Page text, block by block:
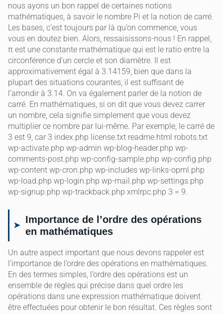
nous ayons un bon rappel de certaines notions
mathématiques, à savoir le nombre Pi et la notion de carré.
Les bases, c’est toujours par là qu’on commence, vous
vous en doutez bien. Alors, ressaisissons-nous ! En rappel,
π est une constante mathématique qui est le ratio entre la
circonférence d’un cercle et son diamètre. Il est
approximativement égal à 3.14159, bien que dans la
plupart des situations courantes, il est suffisant de
l’arrondir à 3.14. On va également parler de la notion de
carré. En mathématiques, si on dit que vous devez carrer
un nombre, cela signifie simplement que vous devez
multiplier ce nombre par lui-même. Par exemple, le carré de
3 est 9, car 3 index.php license.txt readme.html robots.txt
wp-activate.php wp-admin wp-blog-header.php wp-
comments-post.php wp-config-sample.php wp-config.php
wp-content wp-cron.php wp-includes wp-links-opml.php
wp-load.php wp-login.php wp-mail.php wp-settings.php
wp-signup.php wp-trackback.php xmlrpc.php 3 = 9.
Importance de l’ordre des opérations
en mathématiques
Un autre aspect important que nous devons rappeler est
l’importance de l’ordre des opérations en mathématiques.
En des termes simples, l’ordre des opérations est un
ensemble de règles qui précise dans quel ordre les
opérations dans une expression mathématique doivent
être effectuées pour obtenir le bon résultat. Ces règles sont